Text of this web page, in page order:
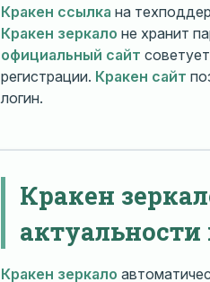
Кракен ссылка на
Кракен зеркало не хранит
официальный сайт
регистрации. Кракен сайт
логин.
Кракен
Кракен зеркало